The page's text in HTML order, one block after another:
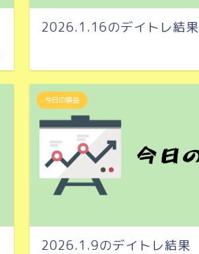
2026.1.16のデイトレ結果
今日の損益
2026.1.9のデイトレ結果